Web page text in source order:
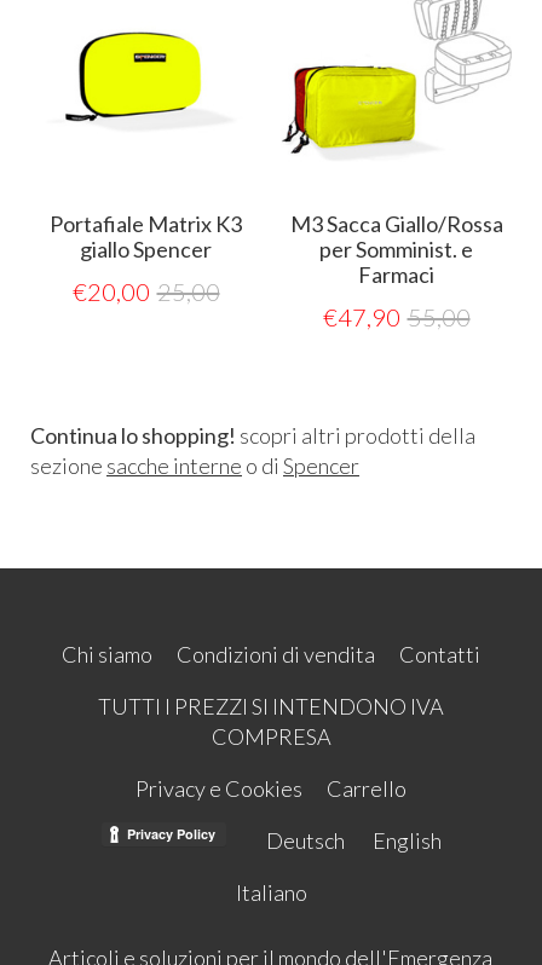
Portafiale Matrix K3
giallo Spencer
€20,00 25,00
M3 Sacca Giallo/Rossa
per Somminist. e
Farmaci
€47,90 55,00
Continua lo shopping! scopri altri prodotti della
sezione sacche interne o di Spencer
Chi siamo Condizioni di vendita
Contatti
TUTTI I PREZZI SI INTENDONO IVA
COMPRESA
Privacy e Cookies
Carrello
Deutsch
English
Italiano
Articoli e soluzioni per il mondo dell'Emergenza